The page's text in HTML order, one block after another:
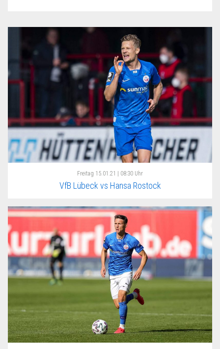
Freitag 15.01.21 | 08:30 Uhr
VfB Lübeck vs Hansa Rostock